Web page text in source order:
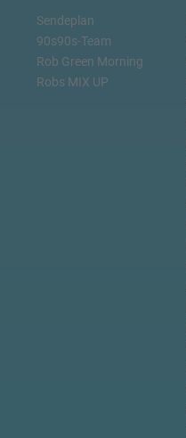
Sendeplan
90s90s-Team
Rob Green Morning
Robs MIX UP